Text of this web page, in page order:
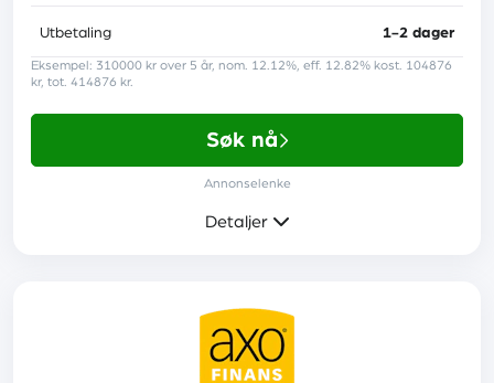
Minst 20 år
En fast inntekt fra arbeid eller pensjon
Ingen betalingsanmerkninger
Utbetaling 1-2 dager
Eksempel: 310000 kr over 5 år, nom. 12.12%, eff. 12.82% kost. 104876
kr, tot. 414876 kr.
Søk nå
Annonselenke
Detaljer
Mer informasjon